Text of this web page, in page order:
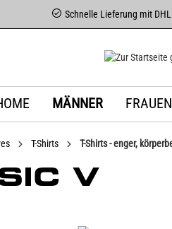
Schnelle Lieferung mit DHL
MÄNNER FRAUEN
T-Shirts T-Shirts - enger,
V